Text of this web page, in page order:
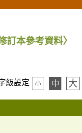
訂本參考資料〉
級設定 小 中 大